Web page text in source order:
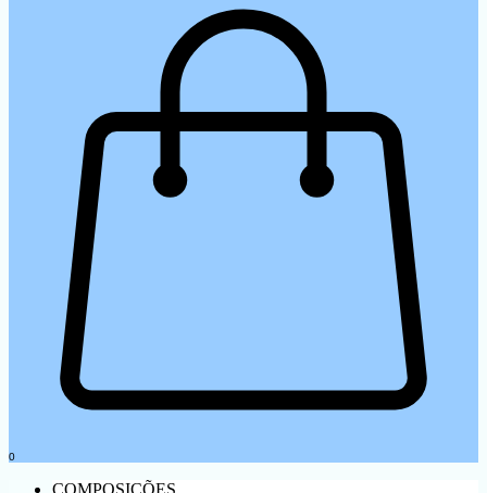
0
COMPOSIÇÕES